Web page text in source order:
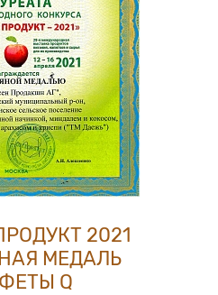
2021
МЕДАЛЬ
Q